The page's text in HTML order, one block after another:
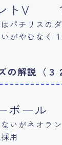
トV
パチリスの
がやむなく
の解説（３
ボー
いがネオラ
用